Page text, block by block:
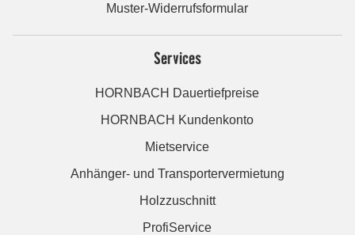
Muster-Widerrufsformular
Services
HORNBACH Dauertiefpreise
HORNBACH Kundenkonto
Mietservice
Anhänger- und Transportervermietung
Holzzuschnitt
ProfiService